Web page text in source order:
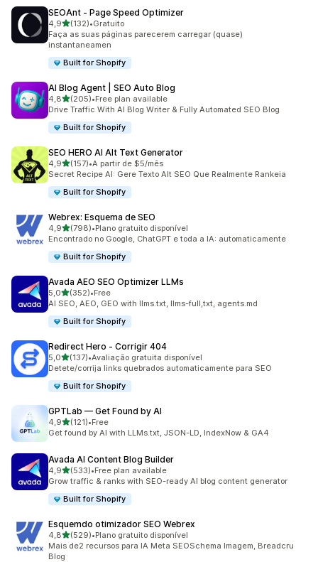
SEOAnt ‑ Page Speed Optimizer
4,9de 5 estrelas
(132)
132 total de avaliações
•Gratuito
Faça as suas páginas parecerem carregar (quase)
instantaneamen
Built for Shopify
AI Blog Agent | SEO Auto Blog
4,8de 5 estrelas
(205)
205 total de avaliações
•Free plan available
Drive Traffic With AI Blog Writer & Fully Automated SEO Blog
Built for Shopify
SEO HERO AI Alt Text Generator
4,9de 5 estrelas
(157)
157 total de avaliações
•A partir de $5/mês
Secret Recipe AI: Gere Texto Alt SEO Que Realmente Rankeia
Built for Shopify
Webrex: Esquema de SEO
4,9de 5 estrelas
(798)
798 total de avaliações
•Plano gratuito disponível
Encontrado no Google, ChatGPT e toda a IA: automaticamente
Built for Shopify
Avada AEO SEO Optimizer LLMs
5,0de 5 estrelas
(352)
352 total de avaliações
•Free
AI SEO, AEO, GEO with llms.txt, llms-full,txt, agents.md
Built for Shopify
Redirect Hero ‑ Corrigir 404
5,0de 5 estrelas
(137)
137 total de avaliações
•Avaliação gratuita disponível
Detete/corrija links quebrados automaticamente para SEO
Built for Shopify
GPTLab — Get Found by AI
4,9de 5 estrelas
(121)
121 total de avaliações
•Free
Get found by AI with LLMs.txt, JSON-LD, IndexNow & GA4
Avada AI Content Blog Builder
4,9de 5 estrelas
(533)
533 total de avaliações
•Free plan available
Grow traffic & ranks with SEO-ready AI blog content generator
Built for Shopify
Esquemdo otimizador SEO Webrex
4,8de 5 estrelas
(529)
529 total de avaliações
•Plano gratuito disponível
Mais de2 recursos para IA Meta SEOSchema Imagem, Breadcru
BIog